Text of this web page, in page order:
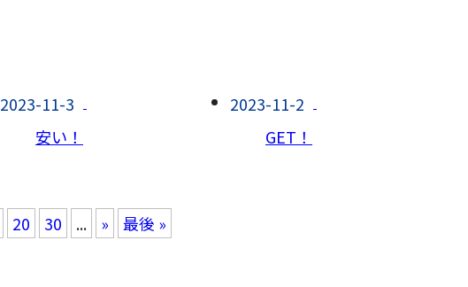
2023-11-3
安い！
2023-11-2
GET！
20 30 ... » 最後 »